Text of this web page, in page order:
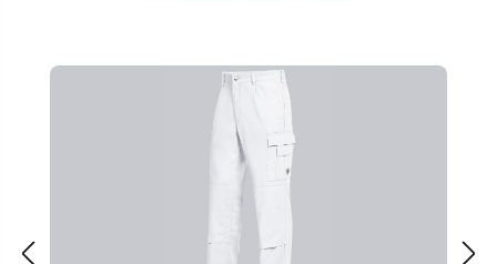
Productgalerij overslaan